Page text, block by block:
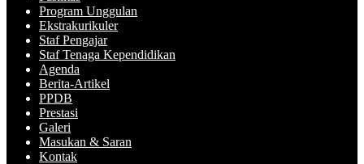
Program Unggulan
Ekstrakurikuler
Staf Pengajar
Staf Tenaga Kependidikan
Agenda
Berita-Artikel
PPDB
Prestasi
Galeri
Masukan & Saran
Kontak